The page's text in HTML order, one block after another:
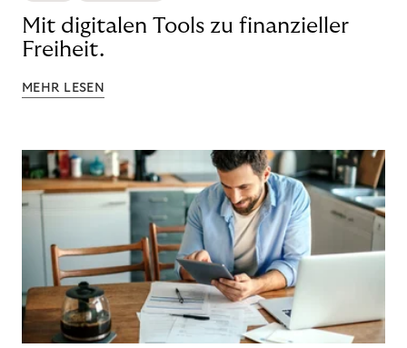
Mit digitalen Tools zu finanzieller
Freiheit.
MEHR LESEN